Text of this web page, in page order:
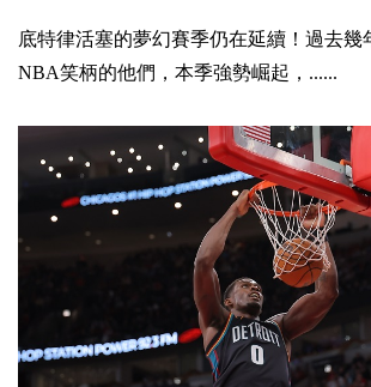
底特律活塞的夢幻賽季仍在延續！過去幾
NBA笑柄的他們，本季強勢崛起，......